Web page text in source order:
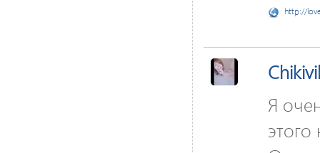
http://
Я